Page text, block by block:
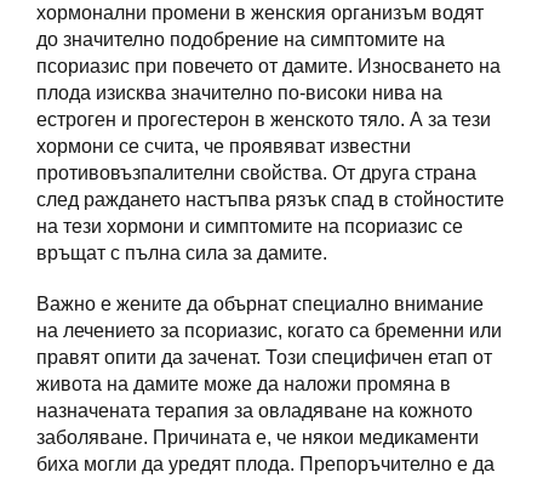
хормонални промени в женския организъм водят
до значително подобрение на симптомите на
псориазис при повечето от дамите. Износването на
плода изисква значително по-високи нива на
естроген и прогестерон в женското тяло. А за тези
хормони се счита, че проявяват известни
противовъзпалителни свойства. От друга страна
след раждането настъпва рязък спад в стойностите
на тези хормони и симптомите на псориазис се
връщат с пълна сила за дамите.
Важно е жените да обърнат специално внимание
на лечението за псориазис, когато са бременни или
правят опити да заченат. Този специфичен етап от
живота на дамите може да наложи промяна в
назначената терапия за овладяване на кожното
заболяване. Причината е, че някои медикаменти
биха могли да уредят плода. Препоръчително е да